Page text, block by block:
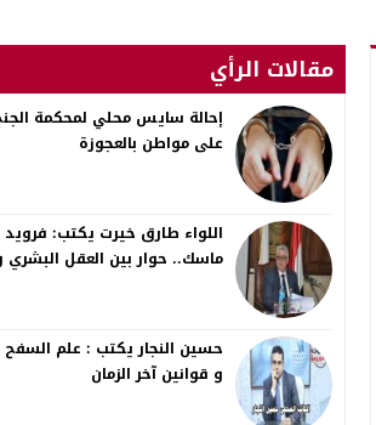
مقالات الرأي
إحالة سايس محلي لمحكمة
على مواطن بالعجوزة
اللواء طارق خيرت يكتب: فرويد
ماسك.. حوار بين العقل البشري
و قوانين آخر الزمان